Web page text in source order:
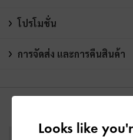
โปรโมชั่น
การจัดส่ง และการคืนสินค้า
Looks like